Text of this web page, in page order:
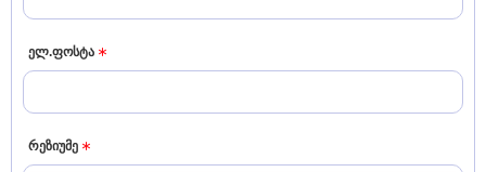
ელ.ფოსტა
რეზიუმე